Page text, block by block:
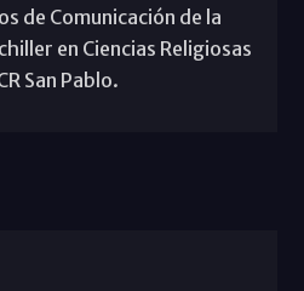
de Comunicación de la
en Ciencias Religiosas
San Pablo.